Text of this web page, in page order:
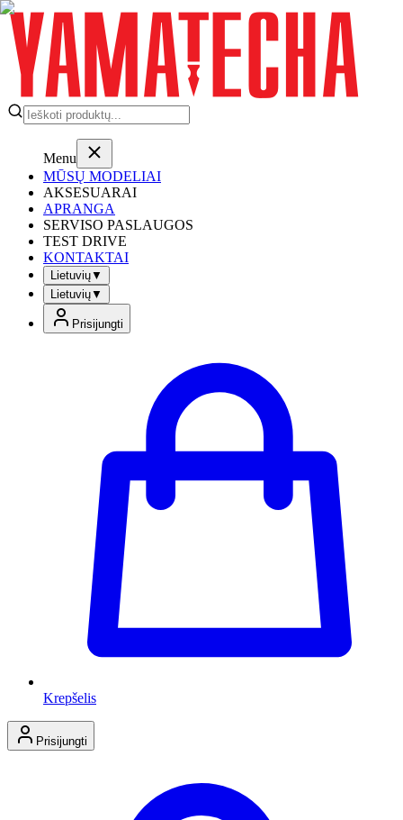
Menu
MŪSŲ MODELIAI
AKSESUARAI
APRANGA
SERVISO PASLAUGOS
TEST DRIVE
KONTAKTAI
Lietuvių▼
Lietuvių▼
Prisijungti
Krepšelis
Prisijungti